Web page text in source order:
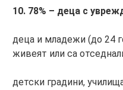
10. 78% – деца с
деца и младежи (до 24
живеят или са
детски градини,